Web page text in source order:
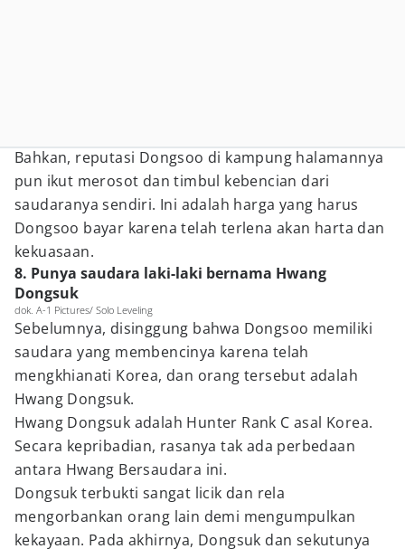
Bahkan, reputasi Dongsoo di kampung halamannya
pun ikut merosot dan timbul kebencian dari
saudaranya sendiri. Ini adalah harga yang harus
Dongsoo bayar karena telah terlena akan harta dan
kekuasaan.
8. Punya saudara laki-laki bernama Hwang
Dongsuk
dok. A-1 Pictures/ Solo Leveling
Sebelumnya, disinggung bahwa Dongsoo memiliki
saudara yang membencinya karena telah
mengkhianati Korea, dan orang tersebut adalah
Hwang Dongsuk.
Hwang Dongsuk adalah Hunter Rank C asal Korea.
Secara kepribadian, rasanya tak ada perbedaan
antara Hwang Bersaudara ini.
Dongsuk terbukti sangat licik dan rela
mengorbankan orang lain demi mengumpulkan
kekayaan. Pada akhirnya, Dongsuk dan sekutunya